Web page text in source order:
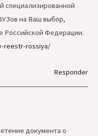
специализированной
на Ваш выбор,
Российской Федерации.
reestr-rossiya/
Responder
документа о